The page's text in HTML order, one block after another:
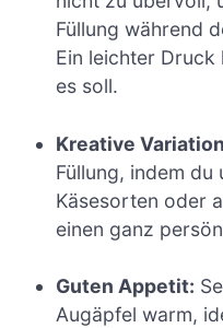
Füllung während
Ein leichter
es soll.
Kreative
Füllung, indem
Käsesorten oder
einen ganz
Guten Appetit:
Augäpfel warm,